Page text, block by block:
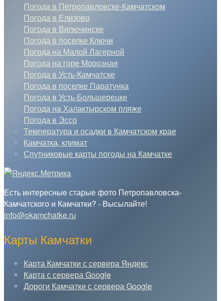
Погода в Петропавловске-Камчатском
Погода в Елизово
Погода в Вилючинске
Погода в поселке Ключи
Погода на Малой Лагерной
Погода на горе Морозная
Погода в Усть-Камчатске
Погода в поселке Паратунка
Погода в Усть-Большерецке
Погода на Халактырском пляже
Погода в Эссо
Температура и осадки в Камчатском крае
Камчатка, климат
Спутниковые карты погоды на Камчатке
Есть интересные старые фото Петропавловска-
Камчатского и Камчатки? - Высылайте!
info@okamchatke.ru
Карты Камчатки
Карта Камчатки с сервера Яндекс
Карта с сервера Google
Дороги Камчатки с сервера Google